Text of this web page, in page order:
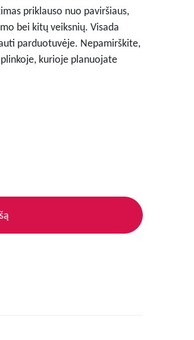
priklauso nuo paviršiaus,
bei kitų veiksnių. Visada
parduotuvėje. Nepamirškite,
kurioje planuojate